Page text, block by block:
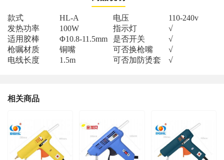
款式 HL-A 电压
110-240v
发热功率
100W 指示灯
√
适用胶棒
Φ10.8-11.5mm 是否开关
√
枪嘱材质
铜嘴 可否换枪嘴
√
电线长度
1.5m 可否加防烫套 √
相关商品